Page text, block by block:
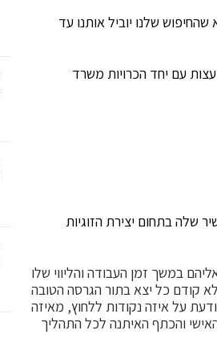
שלנו יוביל אותנו עד
עם יחד הכרויות משרד
שלה בתחום יצירת הזוגיות
במשך זמן העבודה והליווי שלו
קודם כל יצא בתור הגרסה הטובה
על איזה נקודות ללחוץ, מאיזה
והכתף האיתנה לכל התהליך